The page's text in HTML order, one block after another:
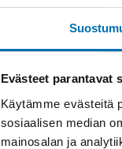
Evästeet parantavat
Käytämme evästeitä
sosiaalisen median
mainosalan ja